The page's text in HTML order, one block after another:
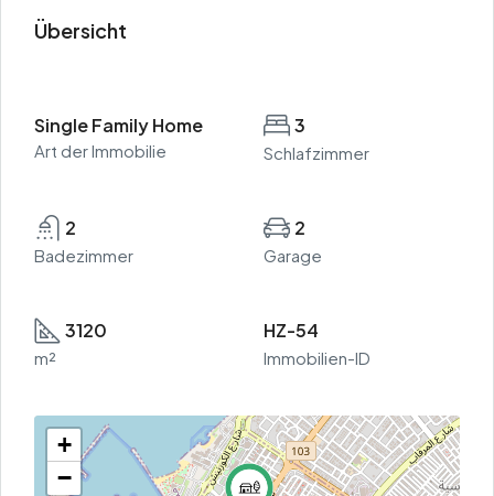
Übersicht
Single Family Home
Art der Immobilie
3
Schlafzimmer
2
Badezimmer
2
Garage
3120
m²
HZ-54
Immobilien-ID
+
−